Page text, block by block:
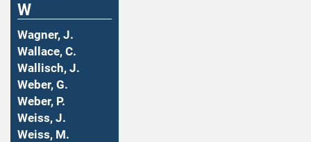
W
Wagner, J.
Wallace, C.
Wallisch, J.
Weber, G.
Weber, P.
Weiss, J.
Weiss, M.